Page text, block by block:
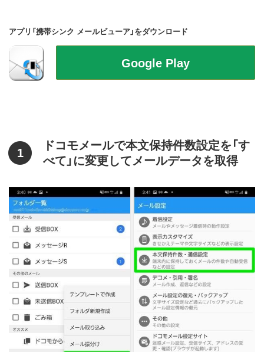
アプリ「携帯シンク メールビューア」をダウンロード
1
ドコモメールで本文保持件数設定を「す
べて」に変更してメールデータを取得